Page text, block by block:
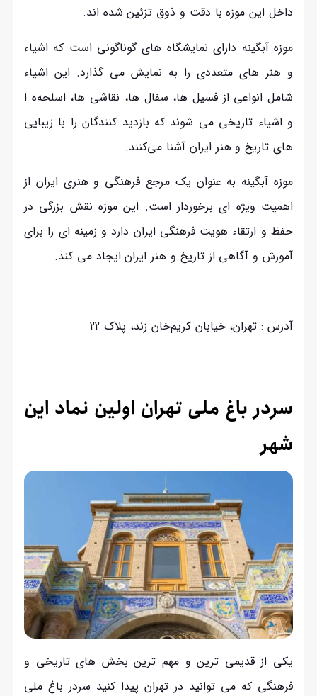
داخل این موزه با دقت و ذوق تزئین شده ‌اند.
موزه آبگینه دارای نمایشگاه‌ های گوناگونی است که اشیاء
و هنر های متعددی را به نمایش می ‌گذارد. این اشیاء
شامل انواعی از فسیل‌ ها، سفال ‌ها، نقاشی‌ ها، اسلحه‌ه ا
و اشیاء تاریخی می ‌شوند که بازدید کنندگان را با زیبایی‌
های تاریخ و هنر ایران آشنا می‌کنند.
موزه آبگینه به عنوان یک مرجع فرهنگی و هنری ایران از
اهمیت ویژه ‌ای برخوردار است. این موزه نقش بزرگی در
حفظ و ارتقاء هویت فرهنگی ایران دارد و زمینه ‌ای را برای
آموزش و آگاهی از تاریخ و هنر ایران ایجاد می ‌کند.
آدرس : تهران، خیابان کریم‌خان زند، پلاک 22
سردر باغ ملی تهران اولین نماد این
شهر
یکی از قدیمی ترین و مهم ترین بخش های تاریخی و
فرهنگی که می توانید در تهران پیدا کنید سردر باغ ملی